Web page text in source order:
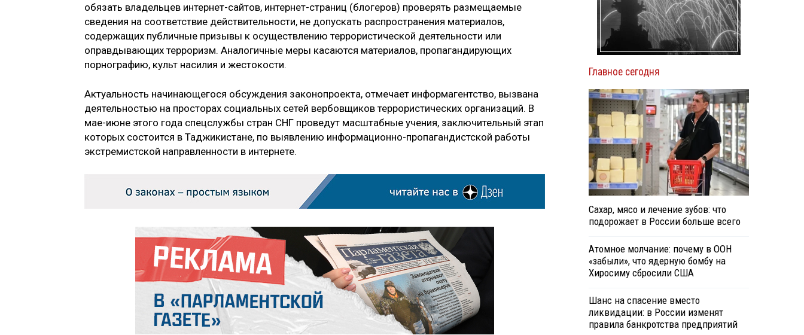
обязать владельцев интернет-сайтов, интернет-страниц (блогеров) проверять размещаемые
сведения на соответствие действительности, не допускать распространения материалов,
содержащих публичные призывы к осуществлению террористической деятельности или
оправдывающих терроризм. Аналогичные меры касаются материалов, пропагандирующих
порнографию, культ насилия и жестокости.
Актуальность начинающегося обсуждения законопроекта, отмечает информагентство, вызвана
деятельностью на просторах социальных сетей вербовщиков террористических организаций. В
мае-июне этого года спецслужбы стран СНГ проведут масштабные учения, заключительный этап
которых состоится в Таджикистане, по выявлению информационно-пропагандистской работы
экстремистской направленности в интернете.
Главное сегодня
Сахар, мясо и лечение зубов: что
подорожает в России больше всего
Атомное молчание: почему в ООН
«забыли», что ядерную бомбу на
Хиросиму сбросили США
Шанс на спасение вместо
ликвидации: в России изменят
правила банкротства предприятий